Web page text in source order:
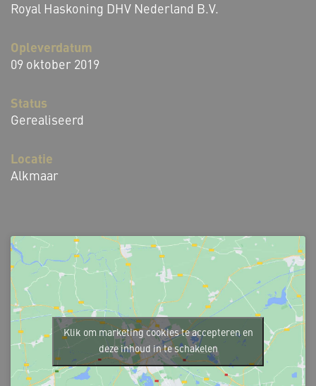
Royal Haskoning DHV Nederland B.V.
Opleverdatum
09 oktober 2019
Status
Gerealiseerd
Locatie
Alkmaar
Klik om marketing cookies te accepteren en
deze inhoud in te schakelen